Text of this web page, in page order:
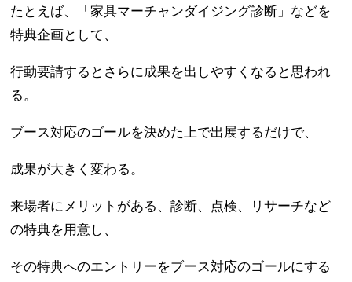
たとえば、「家具マーチャンダイジング診断」などを
特典企画として、
行動要請するとさらに成果を出しやすくなると思われ
る。
ブース対応のゴールを決めた上で出展するだけで、
成果が大きく変わる。
来場者にメリットがある、診断、点検、リサーチなど
の特典を用意し、
その特典へのエントリーをブース対応のゴールにする